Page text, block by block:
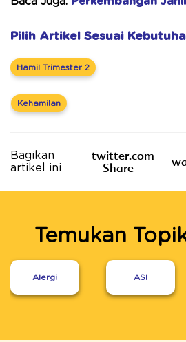
Pilih Artikel Sesuai
Hamil Trimester 2
Kehamilan
Bagikan
artikel ini
twitter.com
– Share
Temukan
Alergi ASI